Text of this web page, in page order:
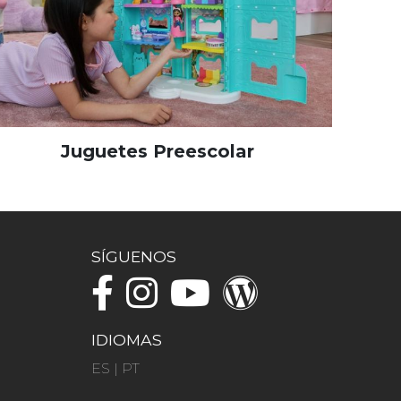
Juguetes Preescolar
SÍGUENOS
IDIOMAS
ES | PT